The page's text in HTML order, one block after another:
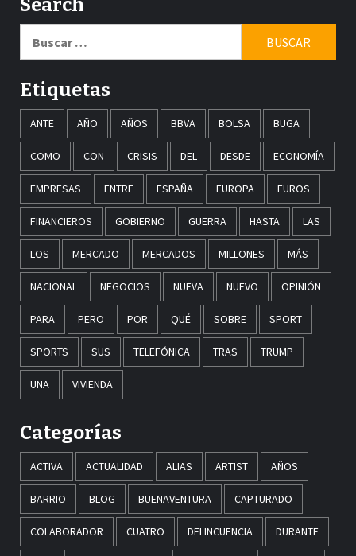
Search
Etiquetas
ANTE AÑO AÑOS BBVA BOLSA BUGA
COMO CON CRISIS DEL DESDE ECONOMÍA
EMPRESAS ENTRE ESPAÑA EUROPA EUROS
FINANCIEROS GOBIERNO GUERRA HASTA LAS
LOS MERCADO MERCADOS MILLONES MÁS
NACIONAL NEGOCIOS NUEVA NUEVO OPINIÓN
PARA PERO POR QUÉ SOBRE SPORT
SPORTS SUS TELEFÓNICA TRAS TRUMP
UNA VIVIENDA
Categorías
ACTIVA ACTUALIDAD ALIAS ARTIST AÑOS
BARRIO BLOG BUENAVENTURA CAPTURADO
COLABORADOR CUATRO DELINCUENCIA DURANTE